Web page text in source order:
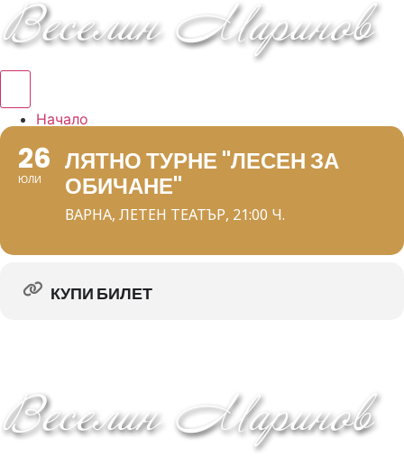
Начало
Концерти
DVD/VHS
Книга
26
ЮЛИ
ЛЯТНО ТУРНЕ "ЛЕСЕН ЗА
ОБИЧАНЕ"
ВАРНА, ЛЕТЕН ТЕАТЪР, 21:00 Ч.
КУПИ БИЛЕТ